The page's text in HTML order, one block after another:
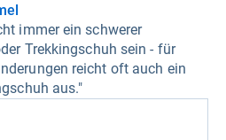
immer ein schwerer
Trekkingschuh sein - für
reicht oft auch ein
aus."